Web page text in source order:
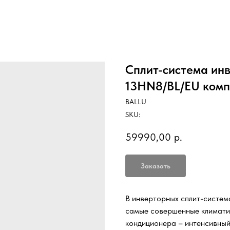
Сплит-система
13HN8/BL/EU
BALLU
SKU:
59990,00 р.
Заказать
В инверторных сплит-
самые совершенные
кондиционера –